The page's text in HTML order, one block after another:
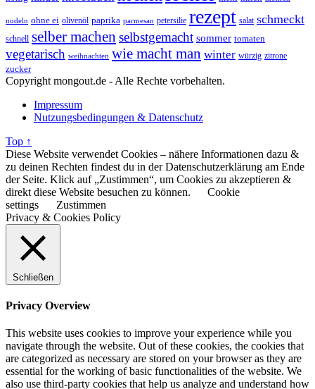
nudeln ohne ei olivenöl paprika parmesan petersilie rezept salat schmeckt
schnell selber machen selbstgemacht sommer tomaten
vegetarisch weihnachten wie macht man winter würzig zitrone
zucker
Copyright mongout.de - Alle Rechte vorbehalten.
Impressum
Nutzungsbedingungen & Datenschutz
Top ↑
Diese Website verwendet Cookies – nähere Informationen dazu &
zu deinen Rechten findest du in der Datenschutzerklärung am Ende
der Seite. Klick auf „Zustimmen“, um Cookies zu akzeptieren &
direkt diese Website besuchen zu können.
Cookie
settings
Zustimmen
Privacy & Cookies Policy
Schließen
Privacy Overview
This website uses cookies to improve your experience while you
navigate through the website. Out of these cookies, the cookies that
are categorized as necessary are stored on your browser as they are
essential for the working of basic functionalities of the website. We
also use third-party cookies that help us analyze and understand how